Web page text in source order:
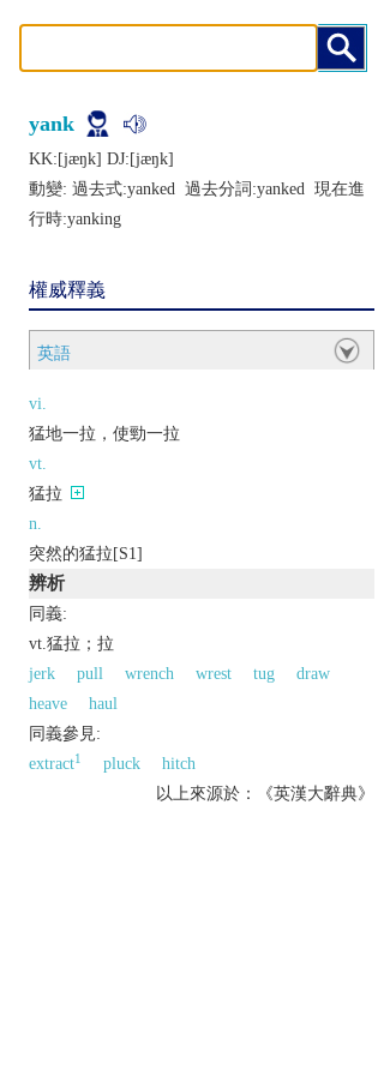
yank
KK:[jæŋk] DJ:[jæŋk]
動變: 過去式:yanked 過去分詞:yanked 現在進
行時:yanking
權威釋義
英語
vi.
猛地一拉，使勁一拉
vt.
猛拉
n.
突然的猛拉[S1]
辨析
同義:
vt.猛拉；拉
jerk
pull wrench wrest tug
draw
heave
haul
同義參見:
extract1 pluck
hitch
以上來源於：《英漢大辭典》